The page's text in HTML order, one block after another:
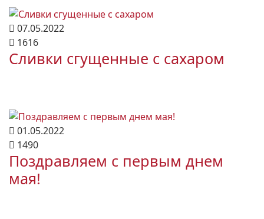
07.05.2022
1616
Сливки сгущенные с сахаром
01.05.2022
1490
Поздравляем с первым днем
мая!